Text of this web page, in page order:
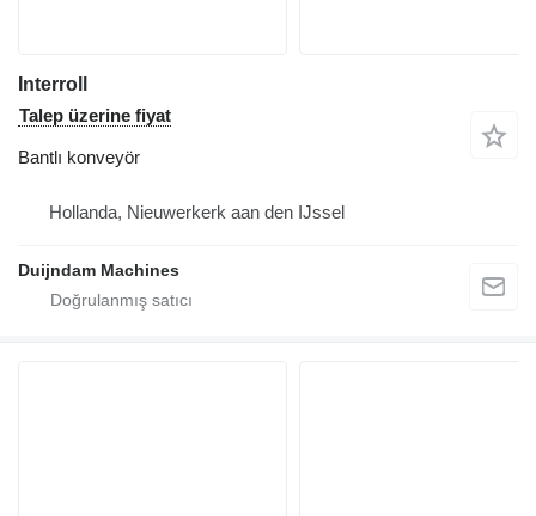
Interroll
Talep üzerine fiyat
Bantlı konveyör
Hollanda, Nieuwerkerk aan den IJssel
Duijndam Machines